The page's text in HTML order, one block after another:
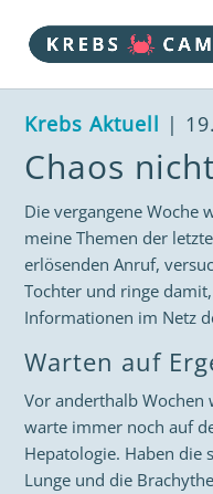
Krebs Aktuell |
Chaos
Die vergangene Woche
meine Themen der
erlösenden Anruf,
Tochter und ringe
Informationen im Netz
Warten auf
Vor anderthalb Wochen
warte immer noch auf
Hepatologie. Haben die
Lunge und die